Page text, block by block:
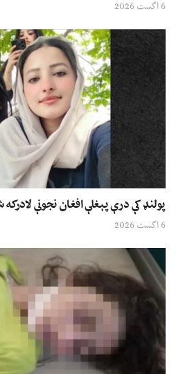
6 اگست 2026
پولنډ کې درې پېغلې افغان نجونې
6 اگست 2026